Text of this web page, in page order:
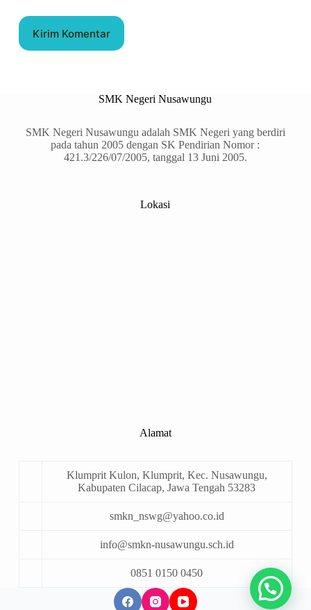
Kirim Komentar
SMK Negeri Nusawungu
SMK Negeri Nusawungu adalah SMK Negeri yang berdiri
pada tahun 2005 dengan SK Pendirian Nomor :
421.3/226/07/2005, tanggal 13 Juni 2005.
Lokasi
Alamat
Klumprit Kulon, Klumprit, Kec. Nusawungu,
Kabupaten Cilacap, Jawa Tengah 53283
smkn_nswg@yahoo.co.id
info@smkn-nusawungu.sch.id
0851 0150 0450